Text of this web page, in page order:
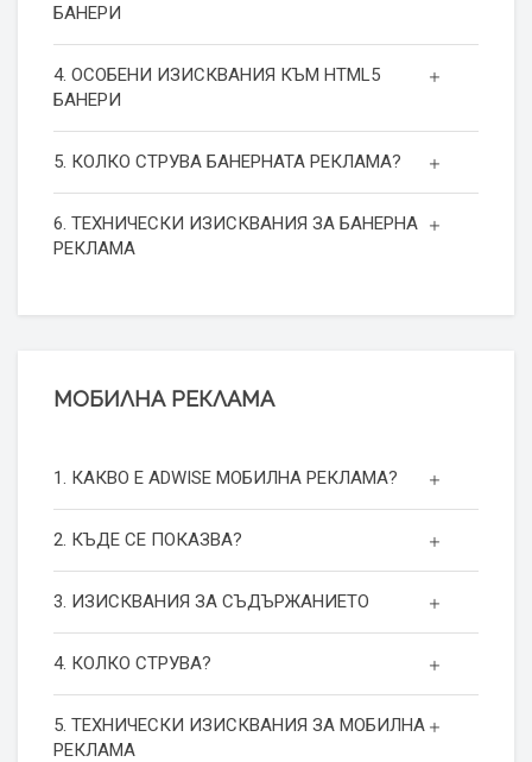
БАНЕРИ
4. ОСОБЕНИ ИЗИСКВАНИЯ КЪМ HTML5
БАНЕРИ
5. КОЛКО СТРУВА БАНЕРНАТА РЕКЛАМА?
6. ТЕХНИЧЕСКИ ИЗИСКВАНИЯ ЗА БАНЕРНА
РЕКЛАМА
МОБИЛНА РЕКЛАМА
1. КАКВО Е ADWISE МОБИЛНА РЕКЛАМА?
2. КЪДЕ СЕ ПОКАЗВА?
3. ИЗИСКВАНИЯ ЗА СЪДЪРЖАНИЕТО
4. КОЛКО СТРУВА?
5. ТЕХНИЧЕСКИ ИЗИСКВАНИЯ ЗА МОБИЛНА
РЕКЛАМА